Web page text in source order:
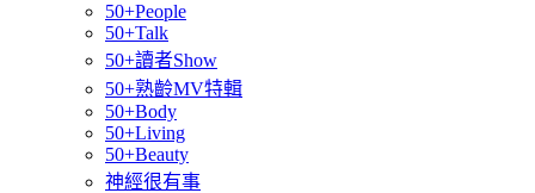
50+People
50+Talk
50+讀者Show
50+熟齡MV特輯
50+Body
50+Living
50+Beauty
神經很有事